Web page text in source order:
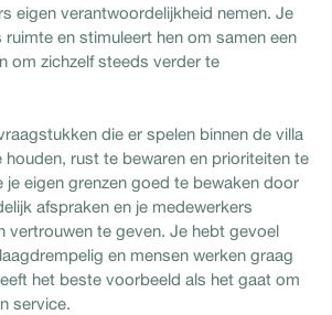
eigen verantwoordelijkheid nemen. Je
en stimuleert hen om samen een
om zichzelf steeds verder te
die er spelen binnen de villa
houden, rust te bewaren en prioriteiten te
je eigen grenzen goed te bewaken door
afspraken en je medewerkers
vertrouwen te geven. Je hebt gevoel
en mensen werken graag
het beste voorbeeld als het gaat om
service.